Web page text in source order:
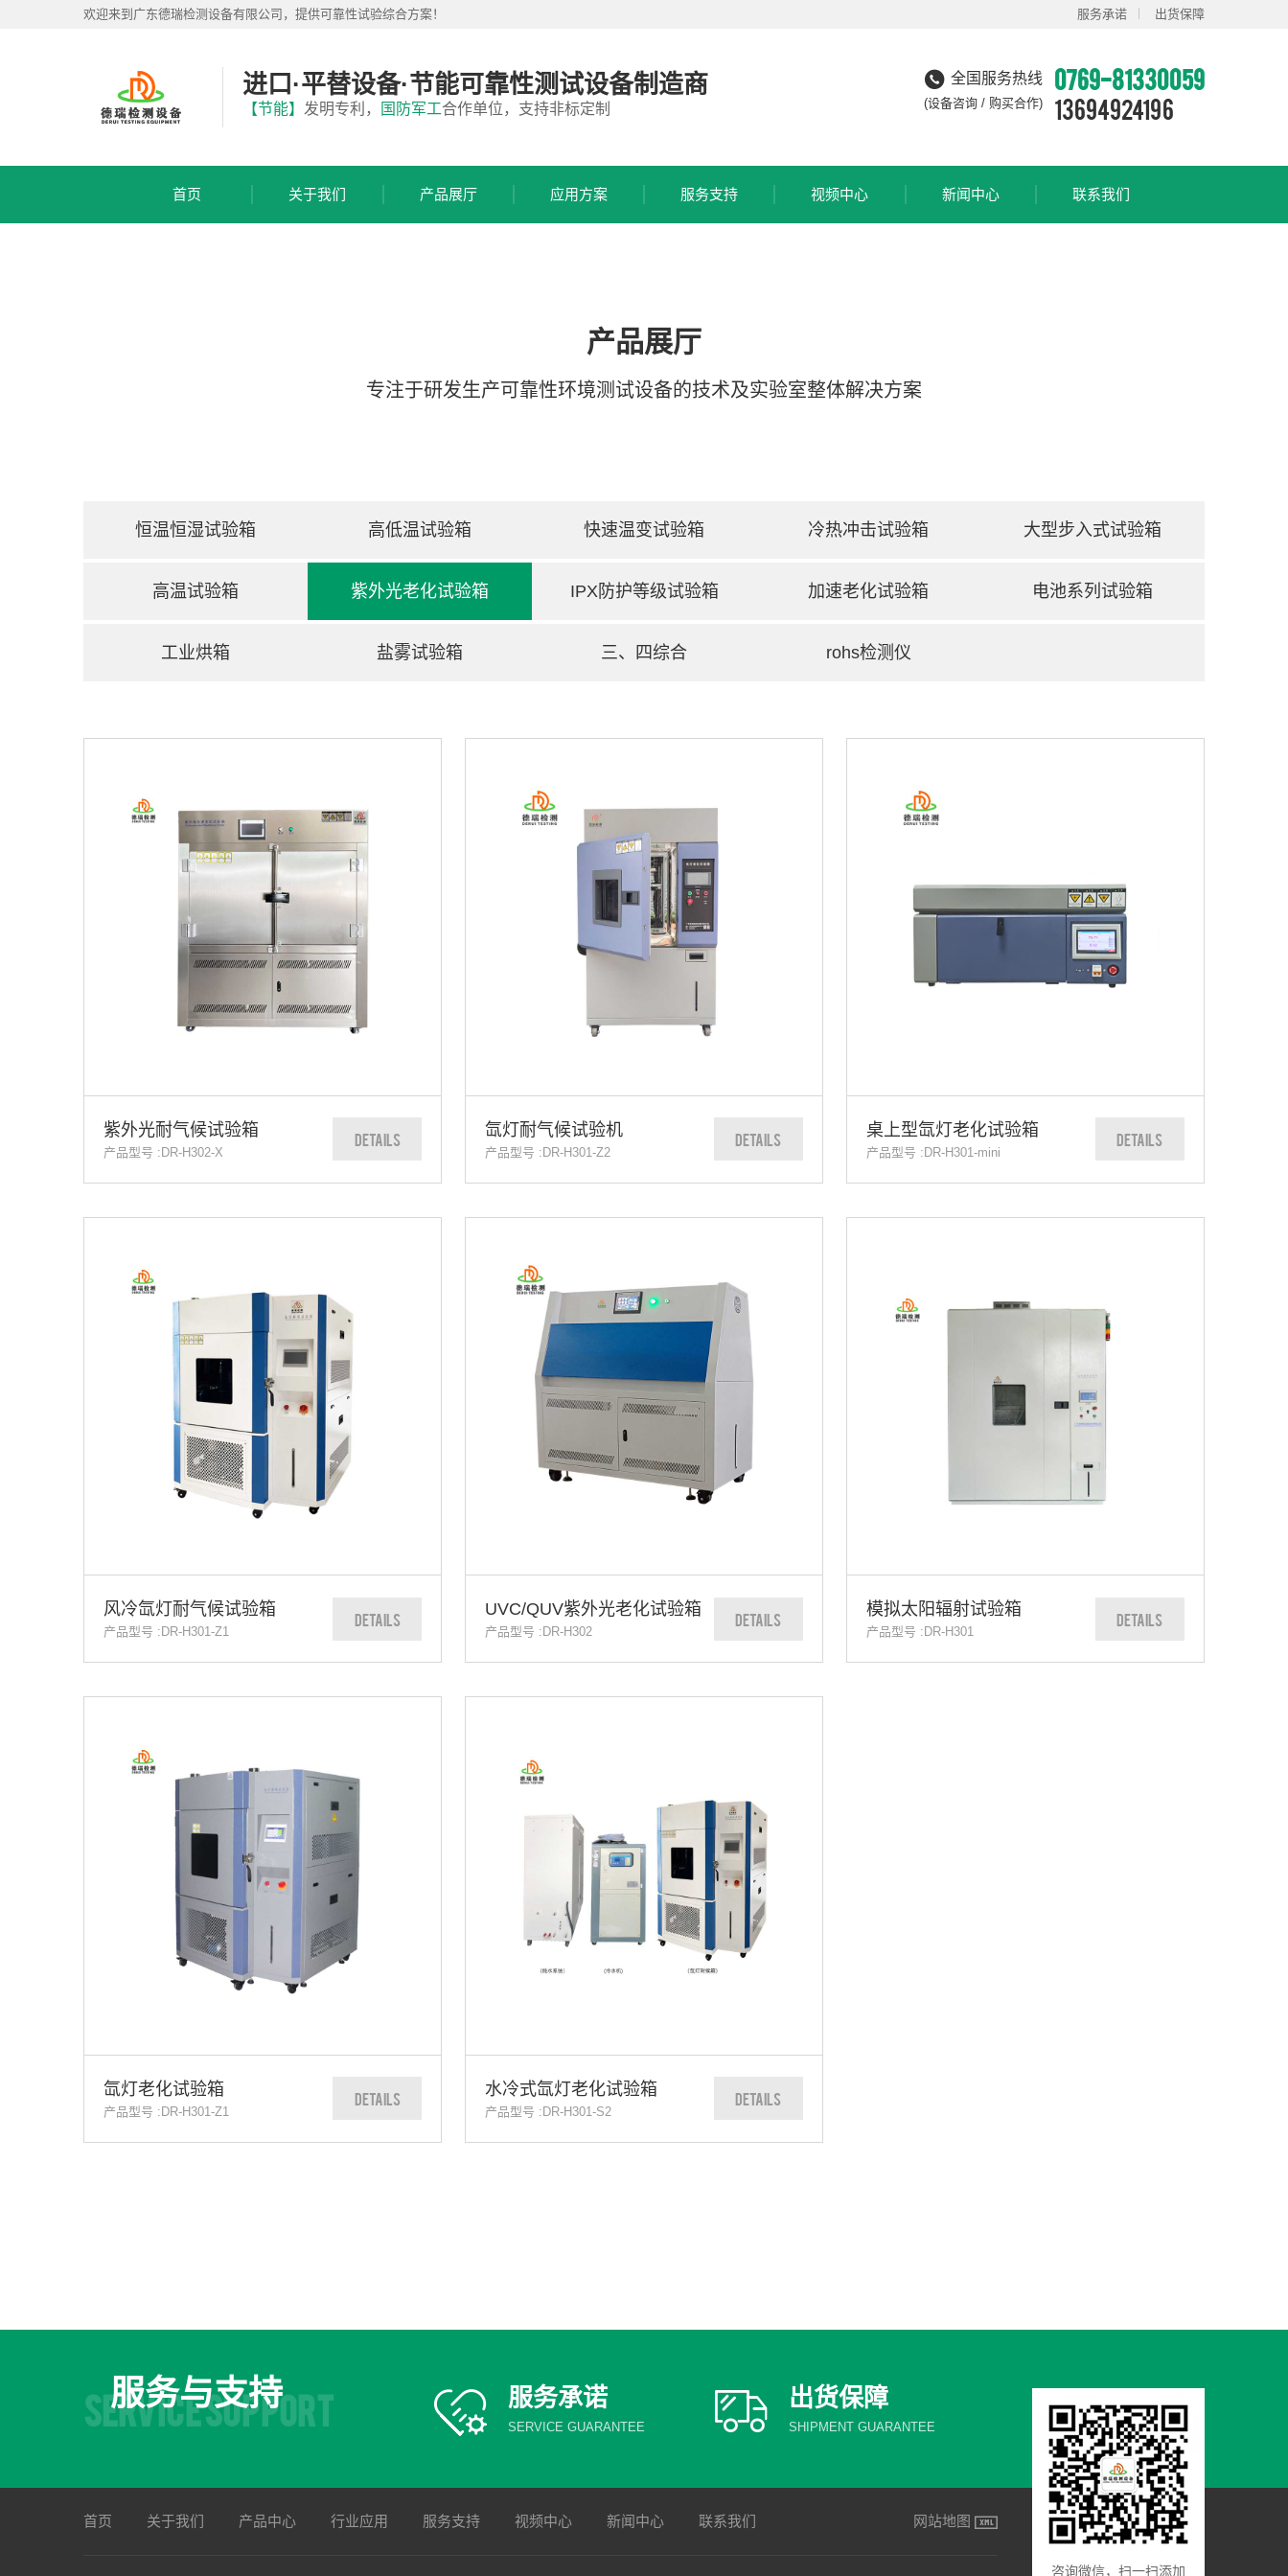
欢迎来到广东德瑞检测设备有限公司，提供可靠性试验综合方案！ 服务承诺 出货保障
进口·平替设备·节能可靠性测试设备制造商
【节能】 发明专利， 国防军工合作单位，支持非标定制
全国服务热线
(设备咨询 / 购买合作)
0769-81330059
13694924196
首页 关于我们 产品展厅 应用方案 服务支持 视频中心 新闻中心 联系我们
厅
案
产品展厅
专注于研发生产可靠性环境测试设备的技术及实验室整体解决方案
恒温恒湿试验箱 高低温试验箱 快速温变试验箱 冷热冲击试验箱 大型步入式试验箱
高温试验箱 紫外光老化试验箱 IPX防护等级试验箱 加速老化试验箱 电池系列试验箱
工业烘箱 盐雾试验箱 三、四综合 rohs检测仪
紫外光耐气候试验箱
产品型号 :DR-H302-X
DETAILS 氙灯耐气候试验机
产品型号 :DR-H301-Z2
DETAILS 桌上型氙灯老化试验箱
产品型号 :DR-H301-mini
DETAILS
风冷氙灯耐气候试验箱
产品型号 :DR-H301-Z1
DETAILS UVC/QUV紫外光老化试验箱
产品型号 :DR-H302
DETAILS 模拟太阳辐射试验箱
产品型号 :DR-H301
DETAILS
氙灯老化试验箱
产品型号 :DR-H301-Z1
DETAILS 水冷式氙灯老化试验箱
产品型号 :DR-H301-S2
DETAILS
SERVICE SUPPORT
服务与支持 服务承诺
SERVICE GUARANTEE
出货保障
SHIPMENT GUARANTEE
首页 关于我们 产品中心 行业应用 服务支持 视频中心 新闻中心 联系我们 网站地图
咨询微信，扫一扫添加